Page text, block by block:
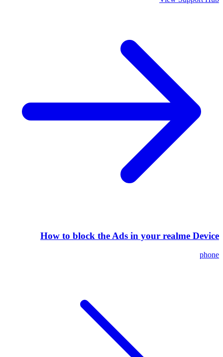
How to block the Ads in your realme Device
phone